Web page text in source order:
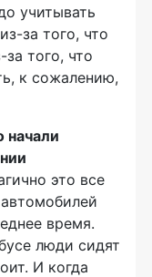
учитывать
из-за того, что
за того, что
к сожалению,
начали
это все
время.
люди сидят
И когда